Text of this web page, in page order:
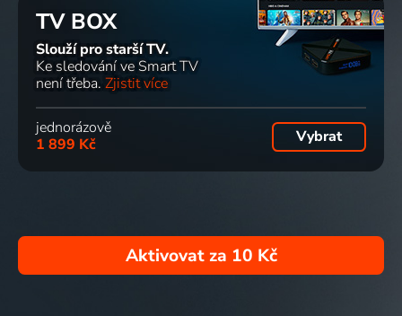
TV BOX
Slouží pro starší TV.
Ke sledování ve Smart TV
není třeba. Zjistit více
jednorázově
1 899 Kč
Vybrat
Aktivovat za 10 Kč